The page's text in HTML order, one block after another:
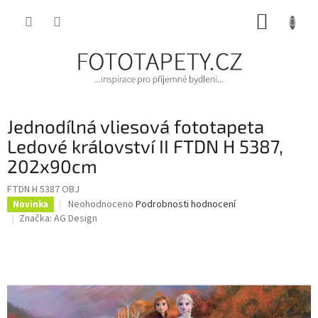
Jednodílná vliesová fototapeta
Ledové království II FTDN H 5387,
202x90cm
FTDN H 5387 OBJ
Novinka
Průměrné
hodnocení
5
hvězdiček.
Neohodnoceno Podrobnosti hodnocení
Značka: AG Design